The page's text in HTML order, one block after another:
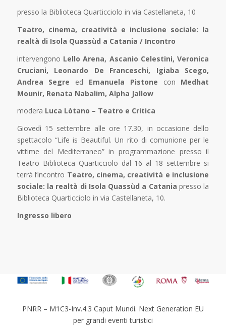
presso la Biblioteca Quarticciolo in via Castellaneta, 10
Teatro, cinema, creatività e inclusione sociale: la
realtà di Isola Quassùd a Catania / Incontro
intervengono Lello Arena, Ascanio Celestini, Veronica
Cruciani, Leonardo De Franceschi, Igiaba Scego,
Andrea Segre ed Emanuela Pistone con Medhat
Mounir, Renata Nabalim, Alpha Jallow
modera Luca Lòtano – Teatro e Critica
Giovedì 15 settembre alle ore 17.30, in occasione dello
spettacolo “Life is Beautiful. Un rito di comunione per le
vittime del Mediterraneo” in programmazione presso il
Teatro Biblioteca Quarticciolo dal 16 al 18 settembre si
terrà l’incontro Teatro, cinema, creatività e inclusione
sociale: la realtà di Isola Quassùd a Catania presso la
Biblioteca Quarticciolo in via Castellaneta, 10.
Ingresso libero
PNRR – M1C3-Inv.4.3 Caput Mundi. Next Generation EU
per grandi eventi turistici